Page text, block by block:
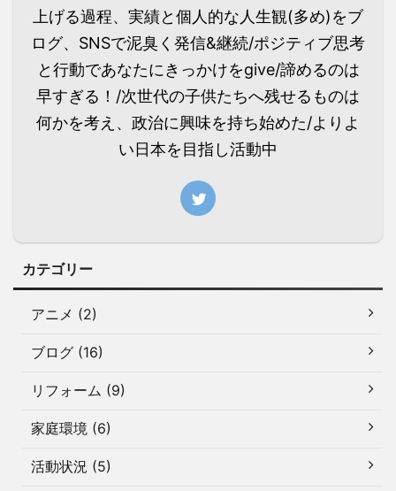
上げる過程、実績と個人的な人生観(多め)をブ
ログ、SNSで泥臭く発信&継続/ポジティブ思考
と行動であなたにきっかけをgive/諦めるのは
早すぎる！/次世代の子供たちへ残せるものは
何かを考え、政治に興味を持ち始めた/よりよ
い日本を目指し活動中
カテゴリー
アニメ (2)
ブログ (16)
リフォーム (9)
家庭環境 (6)
活動状況 (5)